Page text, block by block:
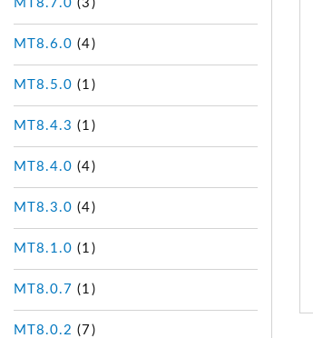
MT8.7.0 (3)
MT8.6.0 (4)
MT8.5.0 (1)
MT8.4.3 (1)
MT8.4.0 (4)
MT8.3.0 (4)
MT8.1.0 (1)
MT8.0.7 (1)
MT8.0.2 (7)